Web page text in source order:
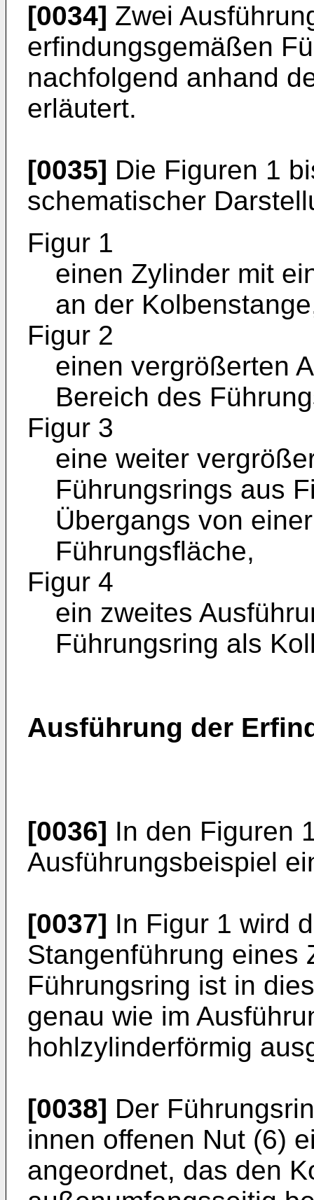
[0034] Zwei
erfindungsgemäßen
nachfolgend anhand
erläutert.
[0035] Die Figuren 1
schematischer
Figur 1
einen Zylinder mit
an der
Figur 2
einen vergrößerten
Bereich des
Figur 3
eine weiter
Führungsrings aus
Übergangs von
Führungsfläche,
Figur 4
ein zweites
Führungsring als
Ausführung der
[0036] In den Figuren
Ausführungsbeispiel
[0037] In Figur 1 wird
Stangenführung eines
Führungsring ist in
genau wie im
hohlzylinderförmig
[0038] Der
innen offenen Nut (6)
angeordnet, das den